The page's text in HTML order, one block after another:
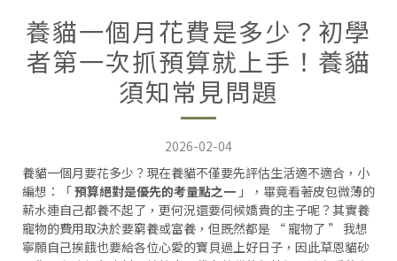
養貓一個月花費是多少？初學
者第一次抓預算就上手！養貓
須知常見問題
2026-02-04
養貓一個月要花多少？現在養貓不僅要先評估生活適不適合，小
編想：「預算絕對是優先的考量點之一 」，畢竟看著皮包微薄的
薪水連自己都養不起了，更何況還要伺候嬌貴的主子呢？其實養
寵物的費用取決於要窮養或富養，但既然都是 “ 寵物了 ” 我想
寧願自己挨餓也要給各位心愛的寶貝過上好日子，因此草恩貓砂